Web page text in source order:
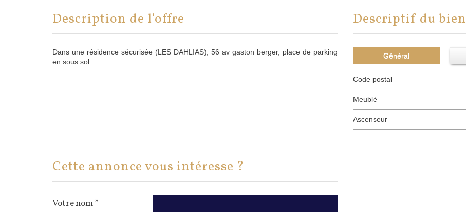
description de l'offre
Dans une résidence sécurisée (LES DAHLIAS), 56 av gaston berger, place de parking
en sous sol.
descriptif du bien
Général
Code postal
Meublé
Ascenseur
cette annonce vous intéresse ?
Votre nom *